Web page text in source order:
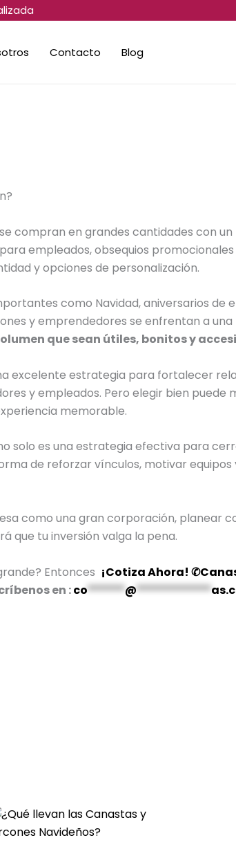
Contacto Blog
compran en grandes cantidades con
empleados, obsequios
y opciones de personalización.
como Navidad, aniversarios de
y emprendedores se enfrentan a
que sean útiles, bonitos y
excelente estrategia para fortalecer
y empleados. Pero elegir bien puede
memorable.
solo es una estrategia efectiva para
de reforzar vínculos, motivar
como una gran corporación, planear
que tu inversión valga la pena.
Entonces ¡Cotiza Ahora!
en :co******@************